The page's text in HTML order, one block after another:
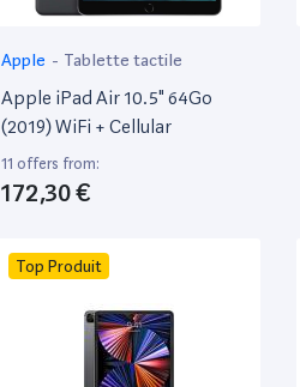
Apple - Tablette tactile
Apple iPad Air 10.5" 64Go
(2019) WiFi + Cellular
11 offers from:
172,30 €
Top Produit